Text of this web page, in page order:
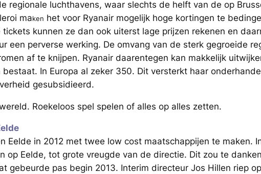
regionale luchthavens, waar slechts de helft van de op
maken het voor Ryanair mogelijk hoge kortingen te
kunnen ze dan ook uiterst lage prijzen rekenen en
een perverse werking. De omvang van de sterk gegroeide
af te knijpen. Ryanair daarentegen kan makkelijk
In Europa al zeker 350. Dit versterkt haar
gesubsidieerd.
Roekeloos spel spelen of alles op alles zetten.
Eelde in 2012 met twee low cost maatschappijen te maken.
op Eelde, tot grote vreugde van de directie. Dit zou te
gebeurde pas begin 2013. Interim directeur Jos Hillen riep